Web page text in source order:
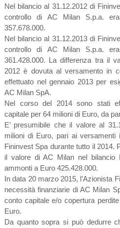
Nel bilancio al 31.12.2012 di
controllo di AC Milan S.p.a.
357.678.000.
Nel bilancio al 31.12.2013 di
controllo di AC Milan S.p.a.
361.428.000. La differenza tra il
2012 è dovuta al versamento in
effettuato nel gennaio 2013 per
AC Milan SpA.
Nel corso del 2014 sono stati
capitale per 64 milioni di Euro, da
E’ presumibile che il valore al
milioni di Euro, pari ai versamenti
Fininvest Spa durante tutto il 2014.
il valore di AC Milan nel bilancio
ammonti a Euro 425.428.000.
In data 20 marzo 2015, l’Azionista
necessità finanziarie di AC Milan
conto capitale e/o copertura
Euro.
Da quanto sopra si può dedurre